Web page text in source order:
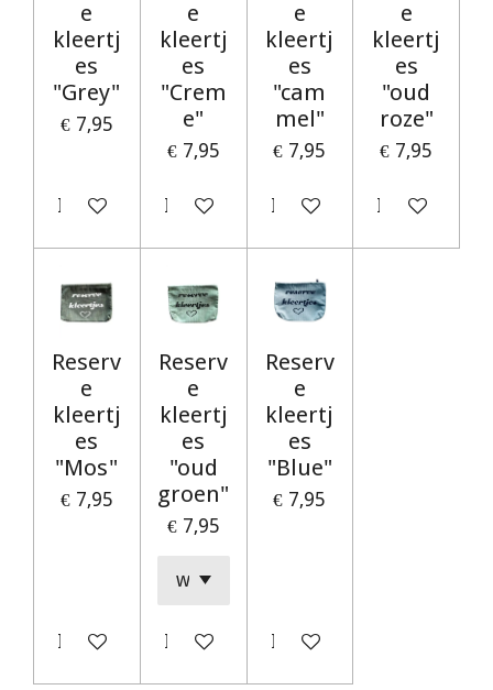
e
kleertj
es
"Grey"
€ 7,95
In winkelwagen
e
kleertj
es
"Crem
e"
€ 7,95
In winkelwagen
e
kleertj
es
"cam
mel"
€ 7,95
In winkelwagen
e
kleertj
es
"oud
roze"
€ 7,95
In
Reserv
e
kleertj
es
"Mos"
€ 7,95
In winkelwagen
Reserv
e
kleertj
es
"oud
groen"
€ 7,95
In winkelwagen
Reserv
e
kleertj
es
"Blue"
€ 7,95
In winkelwagen